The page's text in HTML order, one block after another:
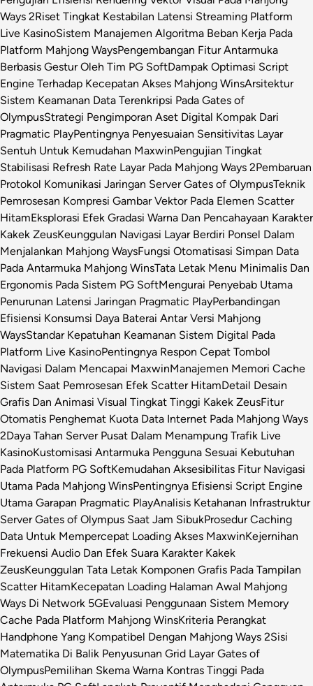
Ways 2Riset Tingkat Kestabilan Latensi Streaming Platform
Live KasinoSistem Manajemen Algoritma Beban Kerja Pada
Platform Mahjong WaysPengembangan Fitur Antarmuka
Berbasis Gestur Oleh Tim PG SoftDampak Optimasi Script
Engine Terhadap Kecepatan Akses Mahjong WinsArsitektur
Sistem Keamanan Data Terenkripsi Pada Gates of
OlympusStrategi Pengimporan Aset Digital Kompak Dari
Pragmatic PlayPentingnya Penyesuaian Sensitivitas Layar
Sentuh Untuk Kemudahan MaxwinPengujian Tingkat
Stabilisasi Refresh Rate Layar Pada Mahjong Ways 2Pembaruan
Protokol Komunikasi Jaringan Server Gates of OlympusTeknik
Pemrosesan Kompresi Gambar Vektor Pada Elemen Scatter
HitamEksplorasi Efek Gradasi Warna Dan Pencahayaan Karakter
Kakek ZeusKeunggulan Navigasi Layar Berdiri Ponsel Dalam
Menjalankan Mahjong WaysFungsi Otomatisasi Simpan Data
Pada Antarmuka Mahjong WinsTata Letak Menu Minimalis Dan
Ergonomis Pada Sistem PG SoftMengurai Penyebab Utama
Penurunan Latensi Jaringan Pragmatic PlayPerbandingan
Efisiensi Konsumsi Daya Baterai Antar Versi Mahjong
WaysStandar Kepatuhan Keamanan Sistem Digital Pada
Platform Live KasinoPentingnya Respon Cepat Tombol
Navigasi Dalam Mencapai MaxwinManajemen Memori Cache
Sistem Saat Pemrosesan Efek Scatter HitamDetail Desain
Grafis Dan Animasi Visual Tingkat Tinggi Kakek ZeusFitur
Otomatis Penghemat Kuota Data Internet Pada Mahjong Ways
2Daya Tahan Server Pusat Dalam Menampung Trafik Live
KasinoKustomisasi Antarmuka Pengguna Sesuai Kebutuhan
Pada Platform PG SoftKemudahan Aksesibilitas Fitur Navigasi
Utama Pada Mahjong WinsPentingnya Efisiensi Script Engine
Utama Garapan Pragmatic PlayAnalisis Ketahanan Infrastruktur
Server Gates of Olympus Saat Jam SibukProsedur Caching
Data Untuk Mempercepat Loading Akses MaxwinKejernihan
Frekuensi Audio Dan Efek Suara Karakter Kakek
ZeusKeunggulan Tata Letak Komponen Grafis Pada Tampilan
Scatter HitamKecepatan Loading Halaman Awal Mahjong
Ways Di Network 5GEvaluasi Penggunaan Sistem Memory
Cache Pada Platform Mahjong WinsKriteria Perangkat
Handphone Yang Kompatibel Dengan Mahjong Ways 2Sisi
Matematika Di Balik Penyusunan Grid Layar Gates of
OlympusPemilihan Skema Warna Kontras Tinggi Pada